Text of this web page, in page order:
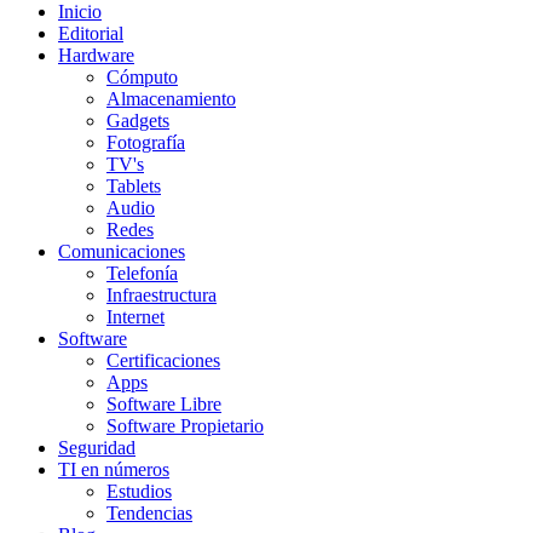
Inicio
Editorial
Hardware
Cómputo
Almacenamiento
Gadgets
Fotografía
TV's
Tablets
Audio
Redes
Comunicaciones
Telefonía
Infraestructura
Internet
Software
Certificaciones
Apps
Software Libre
Software Propietario
Seguridad
TI en números
Estudios
Tendencias